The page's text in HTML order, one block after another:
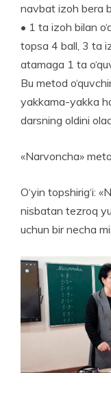
navbat izoh bera
• 1 ta izoh bilan
topsa 4 ball, 3 ta
ata­maga 1 ta
Bu metod
yakkama-yakka
darsning oldini
«Narvoncha»
O‘yin topshirig‘i:
nisbatan tezroq
uchun bir necha